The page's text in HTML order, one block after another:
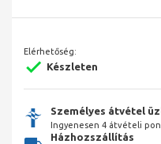
Elérhetőség:
Készleten
Személyes átvétel
Ingyenesen 4 átvételi
Házhozszállítás